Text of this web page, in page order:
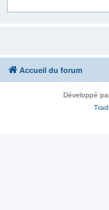
Accueil du forum
Développé